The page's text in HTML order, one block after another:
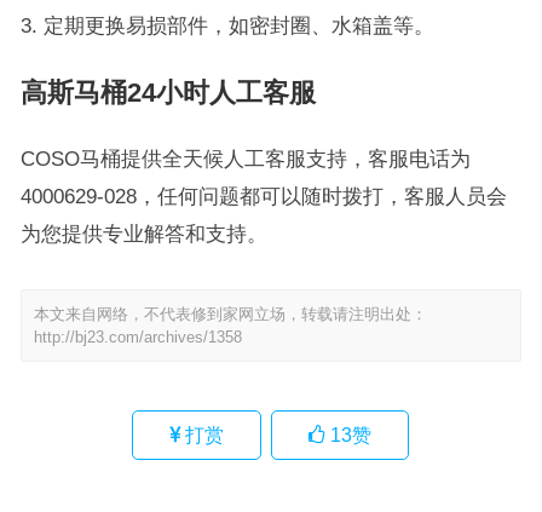
3. 定期更换易损部件，如密封圈、水箱盖等。
高斯马桶24小时人工客服
COSO马桶提供全天候人工客服支持，客服电话为
4000629-028，任何问题都可以随时拨打，客服人员会
为您提供专业解答和支持。
本文来自网络，不代表修到家网立场，转载请注明出处：
http://bj23.com/archives/1358
打赏 13赞